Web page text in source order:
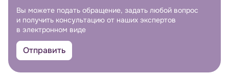
Вы можете подать обращение, задать любой вопрос
и получить консультацию от наших экспертов
в электронном виде
Отправить